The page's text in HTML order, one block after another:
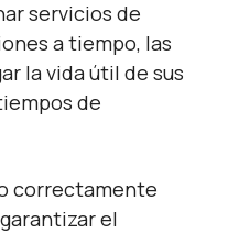
servicios de
a tiempo, las
la vida útil de sus
de
correctamente
el